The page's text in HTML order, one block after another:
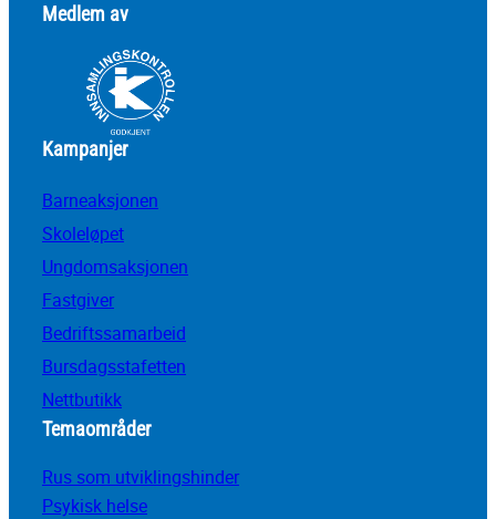
Medlem av
Kampanjer
Barneaksjonen
Skoleløpet
Ungdomsaksjonen
Fastgiver
Bedriftssamarbeid
Bursdagsstafetten
Nettbutikk
Temaområder
Rus som utviklingshinder
Psykisk helse